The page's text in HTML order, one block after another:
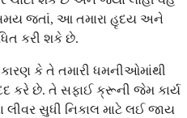
જતાં, આ તમારા હૃદય અને
કરી શકે છે.
કે તે તમારી ધમનીઓમાંથી
કરે છે. તે સફાઈ ક્રૂની જેમ કાર્ય
લીવર સુધી નિકાલ માટે લઈ જાય